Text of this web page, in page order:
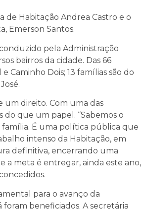
de Habitação Andrea Castro e o
Emerson Santos.
pela Administração
bairros da cidade. Das 66
Caminho Dois; 13 famílias são do
um direito. Com uma das
que um papel. “Sabemos o
É uma política pública que
intenso da Habitação, em
definitiva, encerrando uma
a meta é entregar, ainda este ano,
para o avanço da
beneficiados. A secretária